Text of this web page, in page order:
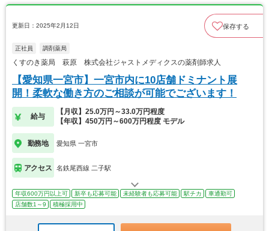
更新日：2025年2月12日 保存する
正社員 調剤薬局
くすのき薬局 萩原 株式会社ジャストメディクスの薬剤師求人
【愛知県一宮市】一宮市内に10店舗ドミナント展
開！柔軟な働き方のご相談が可能でございます！
給与
【月収】25.0万円～33.0万円程度
【年収】450万円～600万円程度 モデル
勤務地 愛知県 一宮市
アクセス 名鉄尾西線 二子駅
年収600万円以上可 新卒も応募可能 未経験者も応募可能 駅チカ
車通勤可
店舗数1～9
積極採用中